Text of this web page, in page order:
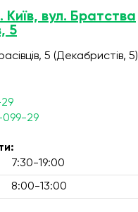
Київ, вул. Братства
5
5 (Декабристів, 5)
099-29
7:30-19:00
8:00-13:00